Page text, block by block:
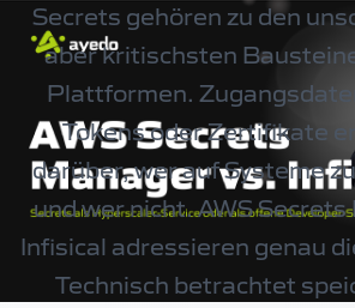
Secrets gehören zu den
aber kritischsten
Plattformen.
Tokens oder Zertifikate
darüber, wer auf Systeme
und wer nicht. AWS
Infisical adressieren genau
Technisch betrachtet